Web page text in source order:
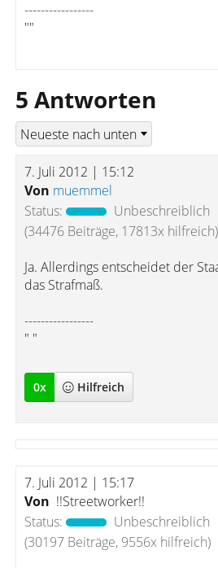
-----------------
""
5 Antworten
7. Juli 2012 | 15:12
Von muemmel
Status:
Unbeschreiblich
(34476 Beiträge, 17813x hilfreich)
Ja. Allerdings entscheidet der
das Strafmaß.
-----------------
" "
0x Hilfreich
7. Juli 2012 | 15:17
Von !!Streetworker!!
Status:
Unbeschreiblich
(30197 Beiträge, 9556x hilfreich)